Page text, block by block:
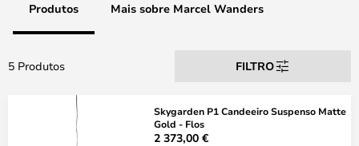
Produtos Mais sobre Marcel Wanders
5 Produtos FILTRO
Skygarden P1 Candeeiro Suspenso Matte
Gold - Flos
2 373,00 €